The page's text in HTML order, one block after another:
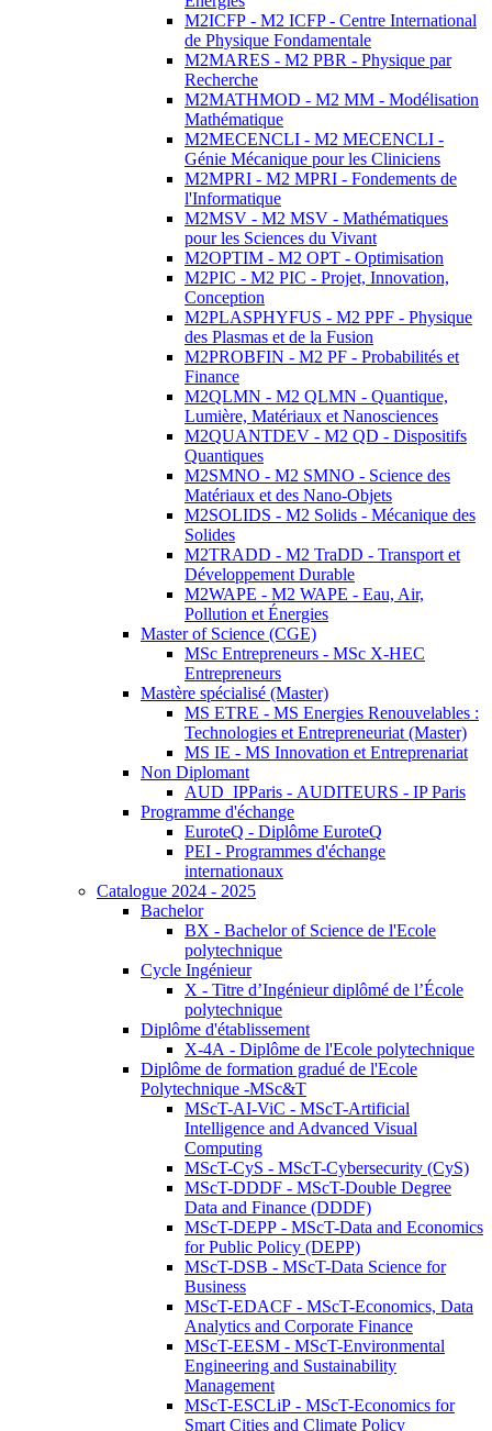
M2ICFP - M2 ICFP - Centre International
de Physique Fondamentale
M2MARES - M2 PBR - Physique par
Recherche
M2MATHMOD - M2 MM - Modélisation
Mathématique
M2MECENCLI - M2 MECENCLI -
Génie Mécanique pour les Cliniciens
M2MPRI - M2 MPRI - Fondements de
l'Informatique
M2MSV - M2 MSV - Mathématiques
pour les Sciences du Vivant
M2OPTIM - M2 OPT - Optimisation
M2PIC - M2 PIC - Projet, Innovation,
Conception
M2PLASPHYFUS - M2 PPF - Physique
des Plasmas et de la Fusion
M2PROBFIN - M2 PF - Probabilités et
Finance
M2QLMN - M2 QLMN - Quantique,
Lumière, Matériaux et Nanosciences
M2QUANTDEV - M2 QD - Dispositifs
Quantiques
M2SMNO - M2 SMNO - Science des
Matériaux et des Nano-Objets
M2SOLIDS - M2 Solids - Mécanique des
Solides
M2TRADD - M2 TraDD - Transport et
Développement Durable
M2WAPE - M2 WAPE - Eau, Air,
Pollution et Énergies
Master of Science (CGE)
MSc Entrepreneurs - MSc X-HEC
Entrepreneurs
Mastère spécialisé (Master)
MS ETRE - MS Energies Renouvelables :
Technologies et Entrepreneuriat (Master)
MS IE - MS Innovation et Entreprenariat
Non Diplomant
AUD_IPParis - AUDITEURS - IP Paris
Programme d'échange
EuroteQ - Diplôme EuroteQ
PEI - Programmes d'échange
internationaux
Catalogue 2024 - 2025
Bachelor
BX - Bachelor of Science de l'Ecole
polytechnique
Cycle Ingénieur
X - Titre d’Ingénieur diplômé de l’École
polytechnique
Diplôme d'établissement
X-4A - Diplôme de l'Ecole polytechnique
Diplôme de formation gradué de l'Ecole
Polytechnique -MSc&T
MScT-AI-ViC - MScT-Artificial
Intelligence and Advanced Visual
Computing
MScT-CyS - MScT-Cybersecurity (CyS)
MScT-DDDF - MScT-Double Degree
Data and Finance (DDDF)
MScT-DEPP - MScT-Data and Economics
for Public Policy (DEPP)
MScT-DSB - MScT-Data Science for
Business
MScT-EDACF - MScT-Economics, Data
Analytics and Corporate Finance
MScT-EESM - MScT-Environmental
Engineering and Sustainability
Management
MScT-ESCLiP - MScT-Economics for
Smart Cities and Climate Policy